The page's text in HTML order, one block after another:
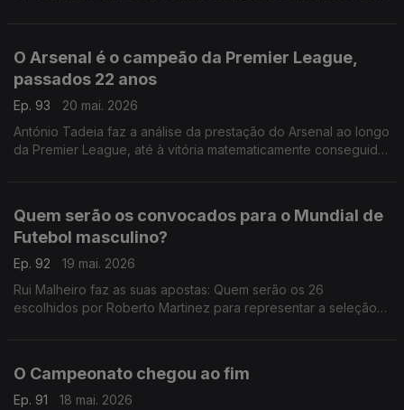
O Arsenal é o campeão da Premier League,
passados 22 anos
Ep. 93
20 mai. 2026
António Tadeia faz a análise da prestação do Arsenal ao longo
da Premier League, até à vitória matematicamente conseguida
Quem serão os convocados para o Mundial de
Futebol masculino?
Ep. 92
19 mai. 2026
Rui Malheiro faz as suas apostas: Quem serão os 26
escolhidos por Roberto Martinez para representar a seleção
O Campeonato chegou ao fim
Ep. 91
18 mai. 2026